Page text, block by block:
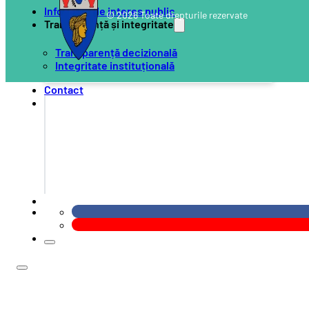
Informații de interes public
Transparență și integritate
Transparență decizională
Integritate instituțională
Contact
© 2026 Toate drepturile rezervate